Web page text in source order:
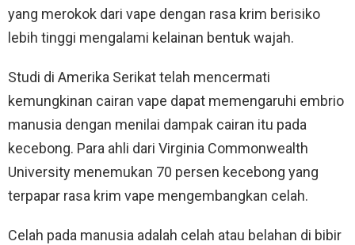
yang merokok dari vape dengan rasa krim berisiko
lebih tinggi mengalami kelainan bentuk wajah.
Studi di Amerika Serikat telah mencermati
kemungkinan cairan vape dapat memengaruhi embrio
manusia dengan menilai dampak cairan itu pada
kecebong. Para ahli dari Virginia Commonwealth
University menemukan 70 persen kecebong yang
terpapar rasa krim vape mengembangkan celah.
Celah pada manusia adalah celah atau belahan di bibir